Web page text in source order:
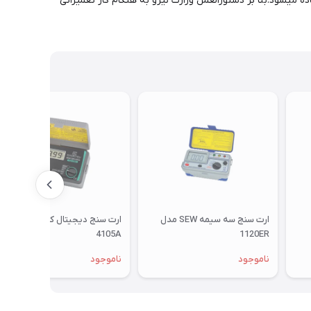
ارت سنج سه سیمه SEW مدل
1120ER
ناموجود
ارت سنج دیجیتال کیوریتسو
4105A
ناموجود